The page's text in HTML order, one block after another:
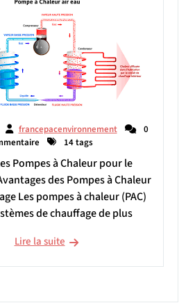
francepacenvironnement
0
14 tags
Pompes à Chaleur pour le
des Pompes à Chaleur
Les pompes à chaleur (PAC)
de chauffage de plus
Lire la suite